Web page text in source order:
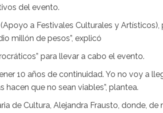
del evento.
a Festivales Culturales y
millón de pesos”, explicó
para llevar a cabo el evento.
10 años de continuidad. Yo no voy a
que no sean viables”, plantea.
de Cultura, Alejandra Frausto, donde, de